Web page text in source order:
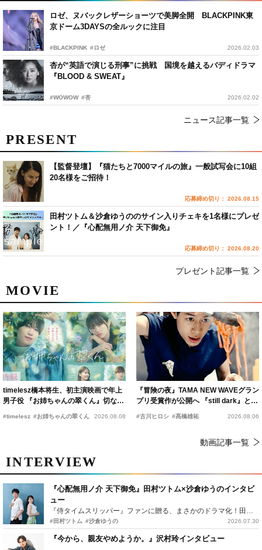
ロゼ、ヌバックレザーショーツで美脚全開 BLACKPINK東
京ドーム3DAYSの全ルックに注目
#BLACKPINK #ロゼ 2026.02.03
杏が“英語で演じる刑事”に挑戦 国境を越えるバディドラマ
『BLOOD & SWEAT』
#WOWOW #杏 2026.02.02
ニュース記事一覧
MOVIE
timelesz橋本将生、初主演映画で年上
男子役 『お姉ちゃんの翠くん』切ない
恋の幕開けを予感
#timelesz #お姉ちゃんの翠くん 2026.08.08
『冒険の夜』TAMA NEW WAVEグラン
プリ受賞作が公開へ 『still dark』と同
時上映決定
#古川ヒロシ #髙橋雄祐 2026.08.06
動画記事一覧
INTERVIEW
『心配無用ノ介 天下御免』田村ツトム×沙倉ゆうのインタビ
ュー
『侍タイムスリッパー』ファンに贈る、まさかのドラマ化！田村ツトム×沙倉ゆうのが語る『心配無用ノ介』撮影秘話
#田村ツトム #沙倉ゆうの 2026.07.30
『今から、親友やめようか。』沢村玲インタビュー
PRESENT
【監督登壇】『猫たちと7000マイルの旅』一般試写会に10組
20名様をご招待！
応募締め切り： 2026.08.15
田村ツトム＆沙倉ゆうののサイン入りチェキを1名様にプレゼ
ント！／『心配無用ノ介 天下御免』
応募締め切り： 2026.08.20
プレゼント記事一覧